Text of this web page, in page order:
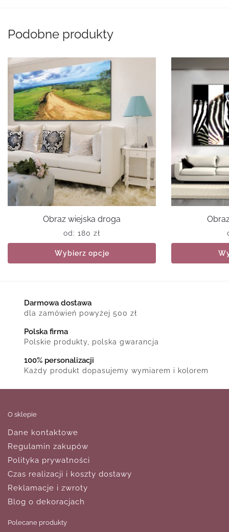
Podobne produkty
Obraz wiejska droga
od: 180 zł
Wybierz opcje
Darmowa dostawa
dla zamówień powyżej 500 zł
Polska firma
Polskie produkty, polska gwarancja
100% personalizacji
Każdy produkt dopasujemy wymiarem i kolorem
O sklepie
Dane kontaktowe
Regulamin zakupów
Polityka prywatności
Czas realizacji i koszty dostawy
Reklamacje i zwroty
Blog o dekoracjach
Polecane produkty